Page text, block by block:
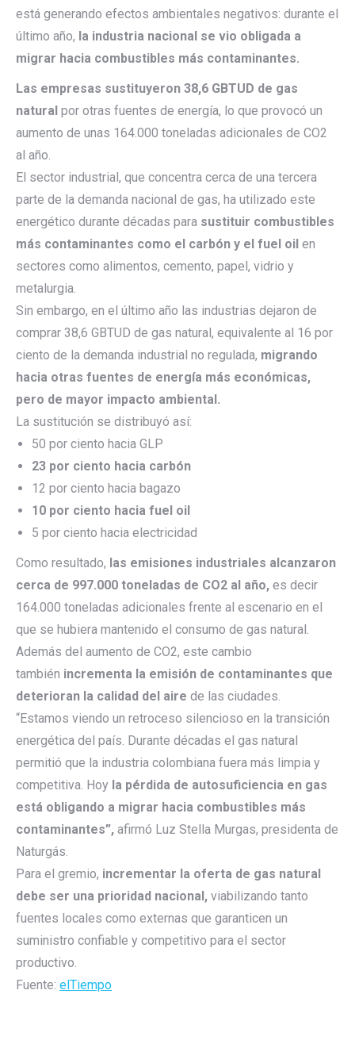
está generando efectos ambientales negativos: durante el
último año, la industria nacional se vio obligada a
migrar hacia combustibles más contaminantes.
Las empresas sustituyeron 38,6 GBTUD de gas
natural por otras fuentes de energía, lo que provocó un
aumento de unas 164.000 toneladas adicionales de CO2
al año.
El sector industrial, que concentra cerca de una tercera
parte de la demanda nacional de gas, ha utilizado este
energético durante décadas para sustituir combustibles
más contaminantes como el carbón y el fuel oil en
sectores como alimentos, cemento, papel, vidrio y
metalurgia.
Sin embargo, en el último año las industrias dejaron de
comprar 38,6 GBTUD de gas natural, equivalente al 16 por
ciento de la demanda industrial no regulada, migrando
hacia otras fuentes de energía más económicas,
pero de mayor impacto ambiental.
La sustitución se distribuyó así:
50 por ciento hacia GLP
23 por ciento hacia carbón
12 por ciento hacia bagazo
10 por ciento hacia fuel oil
5 por ciento hacia electricidad
Como resultado, las emisiones industriales alcanzaron
cerca de 997.000 toneladas de CO2 al año, es decir
164.000 toneladas adicionales frente al escenario en el
que se hubiera mantenido el consumo de gas natural.
Además del aumento de CO2, este cambio
también incrementa la emisión de contaminantes que
deterioran la calidad del aire de las ciudades.
“Estamos viendo un retroceso silencioso en la transición
energética del país. Durante décadas el gas natural
permitió que la industria colombiana fuera más limpia y
competitiva. Hoy la pérdida de autosuficiencia en gas
está obligando a migrar hacia combustibles más
contaminantes”, afirmó Luz Stella Murgas, presidenta de
Naturgás.
Para el gremio, incrementar la oferta de gas natural
debe ser una prioridad nacional, viabilizando tanto
fuentes locales como externas que garanticen un
suministro confiable y competitivo para el sector
productivo.
Fuente: elTiempo